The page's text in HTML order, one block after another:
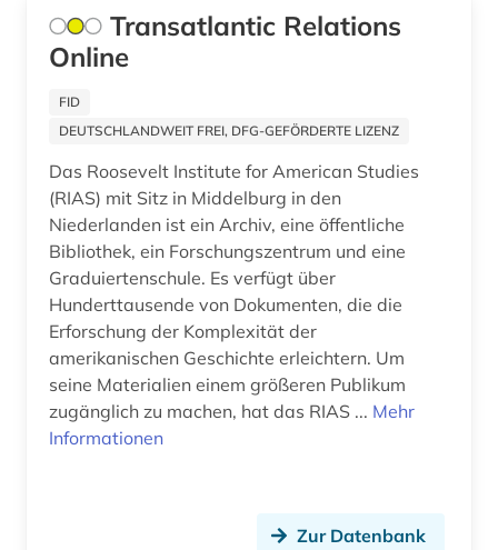
geschlechterforschung (1)
gewerkschaft (2)
gewerkschaftsbewegung (1)
governance (1)
grabstein (1)
großbritannien (1)
handschrift (1)
haus (1)
Transatlantic Relations
Online
FID
DEUTSCHLANDWEIT FREI, DFG-GEFÖRDERTE LIZENZ
Das Roosevelt Institute for American Studies
(RIAS) mit Sitz in Middelburg in den
Niederlanden ist ein Archiv, eine öffentliche
Bibliothek, ein Forschungszentrum und eine
Graduiertenschule. Es verfügt über
Hunderttausende von Dokumenten, die die
Erforschung der Komplexität der
amerikanischen Geschichte erleichtern. Um
seine Materialien einem größeren Publikum
zugänglich zu machen, hat das RIAS ... Mehr
Informationen
Zur Datenbank